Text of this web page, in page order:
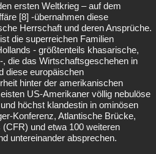
ersten Weltkrieg – auf dem
[8] -übernahmen diese
Herrschaft und deren Ansprüche.
die superreichen Familien
- größtenteils khasarische,
die das Wirtschaftsgeschehen in
diese europäischen
hinter der amerikanischen
US-Amerikaner völlig nebulöse
höchst klandestin in ominösen
Konferenz, Atlantische Brücke,
und etwa 100 weiteren
untereinander absprechen.